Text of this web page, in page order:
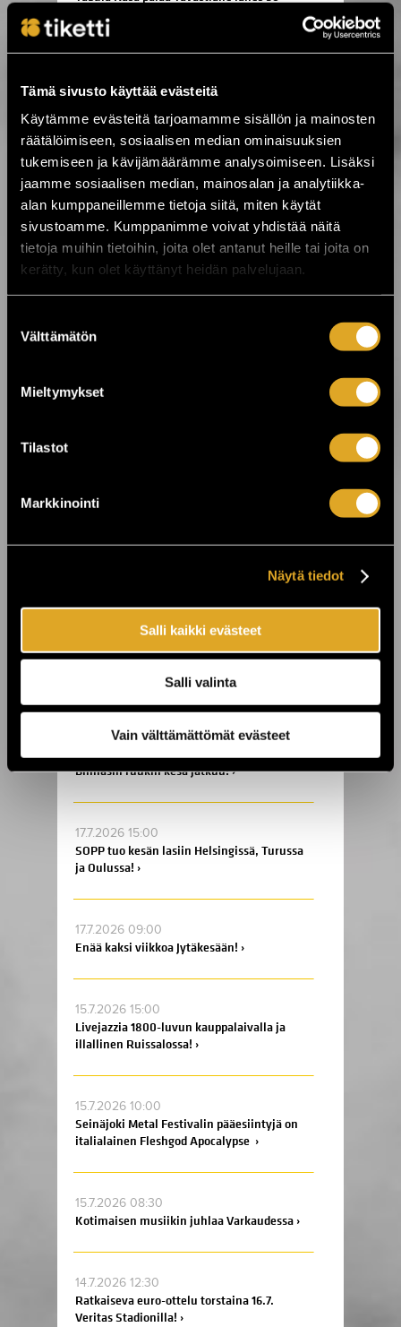
Tämä sivusto käyttää evästeitä
Käytämme evästeitä tarjoamamme sisällön ja mainosten
räätälöimiseen, sosiaalisen median ominaisuuksien
tukemiseen ja kävijämäärämme analysoimiseen. Lisäksi
jaamme sosiaalisen median, mainosalan ja analytiikka-
alan kumppaneillemme tietoja siitä, miten käytät
sivustoamme. Kumppanimme voivat yhdistää näitä
tietoja muihin tietoihin, joita olet antanut heille tai joita on
kerätty, kun olet käyttänyt heidän palvelujaan.
valinta
Välttämätön
Mieltymykset
Tilastot
Markkinointi
Näytä tiedot
Salli kaikki evästeet
Salli valinta
Vain välttämättömät evästeet
vuoden jälkeen ›
Kesä huipentuu Stallörinpuistossa –
ystäväliput myynnissä! ☀️ ›
3.8.2026 12:00
VILLIT ensi-ilta lähestyy: Koe
ainutlaatuinen elämys Kajaanissa! ›
3.8.2026 10:15
Turussa taistellaan historiallisesta
jatkopaikasta eurokarsinnoissa! ›
Areenalla! ›
On The Rocks juhlii 25-vuotista taivaltaan
22.7.2026 10:00
Laid Back tuo “Sunshine Reggae” -
tunnelman Finlandia-taloon ›
Billnäsin ruukin kesä jatkuu! ›
17.7.2026 15:00
SOPP tuo kesän lasiin Helsingissä, Turussa
ja Oulussa! ›
17.7.2026 09:00
Enää kaksi viikkoa Jytäkesään! ›
15.7.2026 15:00
Livejazzia 1800-luvun kauppalaivalla ja
illallinen Ruissalossa! ›
15.7.2026 10:00
Seinäjoki Metal Festivalin pääesiintyjä on
italialainen Fleshgod Apocalypse ›
15.7.2026 08:30
Kotimaisen musiikin juhlaa Varkaudessa ›
14.7.2026 12:30
Ratkaiseva euro-ottelu torstaina 16.7.
Veritas Stadionilla! ›